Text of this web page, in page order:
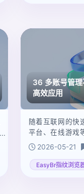
36 多账号管
高效应用
随着互联网的快
平台、在线游戏
增加。如何高效
的问题。防关联
够有效应对这一
2026-05-21
EasyBr指纹浏览